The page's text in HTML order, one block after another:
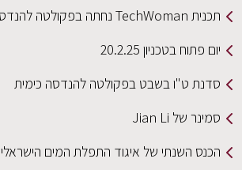
תכנית TechWoman נחתה בפקולטה להנדסה כימית
יום פתוח בטכניון 20.2.25
סדנת ט"ו בשבט בפקולטה להנדסה כימית
סמינר של Jian Li
הכנס השנתי של איגוד התפלת המים הישראלי